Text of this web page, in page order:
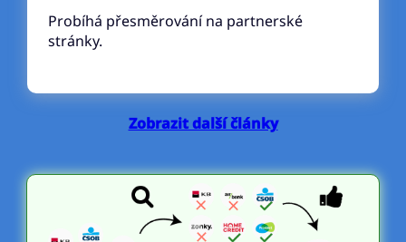
Probíhá přesměrování na partnerské
stránky.
Zobrazit další články